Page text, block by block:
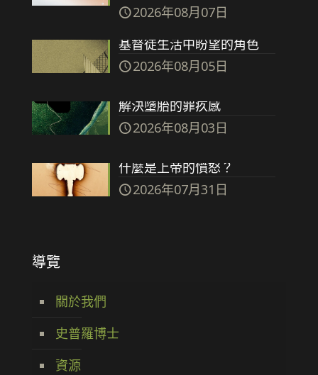
2026年08月07日
基督徒生活中盼望的角色
2026年08月05日
解決墮胎的罪疚感
2026年08月03日
什麼是上帝的憤怒？
2026年07月31日
導覽
關於我們
史普羅博士
資源